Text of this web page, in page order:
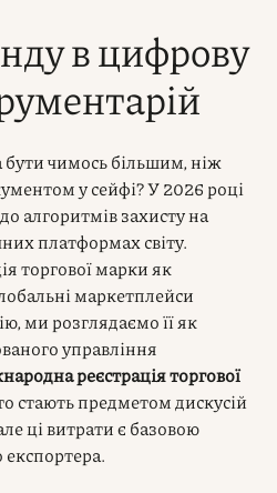
в цифрову
чимось більшим, ніж
у сейфі? У 2026 році
алгоритмів захисту на
платформах світу.
торгової марки як
маркетплейси
ми розглядаємо її як
управління
реєстрація торгової
стають предметом дискусій
ці витрати є базовою
експортера.